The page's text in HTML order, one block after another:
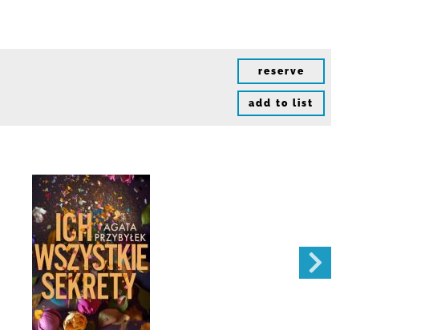
reserve
add to list